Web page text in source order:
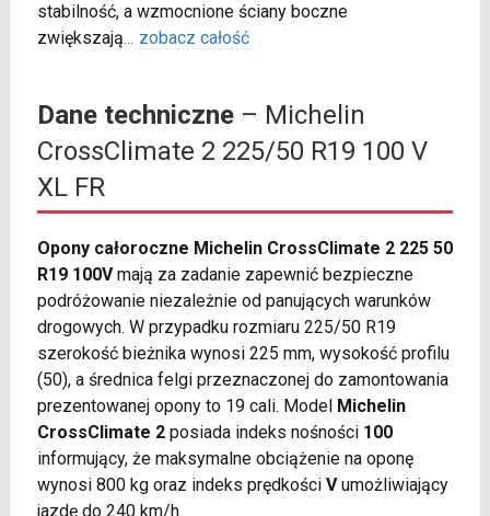
stabilność, a wzmocnione ściany boczne
zwiększają... zobacz całość
Dane techniczne– Michelin
CrossClimate 2 225/50 R19 100 V
XL FR
Opony całoroczne Michelin CrossClimate 2 225 50
R19 100Vmają za zadanie zapewnić bezpieczne
podróżowanie niezależnie od panujących warunków
drogowych. W przypadku rozmiaru 225/50 R19
szerokość bieżnika wynosi 225 mm, wysokość profilu
(50), a średnica felgi przeznaczonej do zamontowania
prezentowanej opony to 19 cali. Model Michelin
CrossClimate 2posiada indeks nośności 100
informujący, że maksymalne obciążenie na oponę
wynosi 800 kg oraz indeks prędkości Vumożliwiający
jazdę do 240 km/h.